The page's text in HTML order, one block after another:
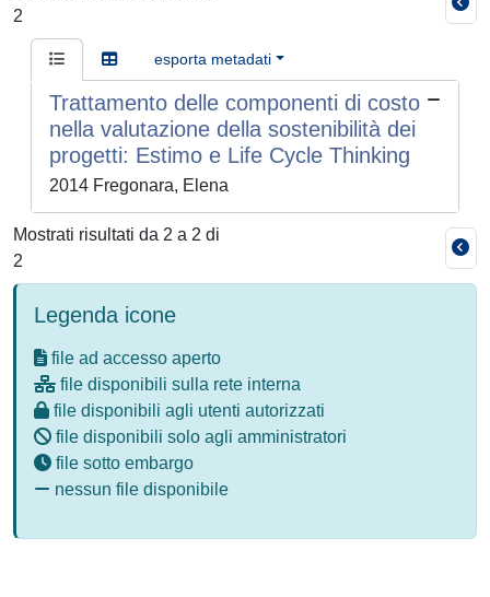
2
esporta metadati
Trattamento delle componenti di costo
nella valutazione della sostenibilità dei
progetti: Estimo e Life Cycle Thinking
2014 Fregonara, Elena
Mostrati risultati da 2 a 2 di
2
Legenda icone
file ad accesso aperto
file disponibili sulla rete interna
file disponibili agli utenti autorizzati
file disponibili solo agli amministratori
file sotto embargo
nessun file disponibile